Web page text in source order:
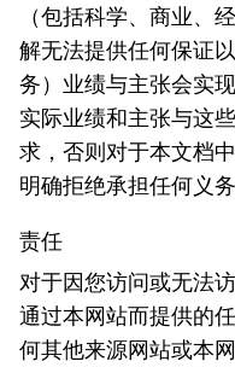
（包括科学、商业、
解无法提供任何保证
务）业绩与主张会实
实际业绩和主张与这
求，否则对于本文档
明确拒绝承担任何义
责任
对于因您访问或无法
通过本网站而提供的
何其他来源网站或本